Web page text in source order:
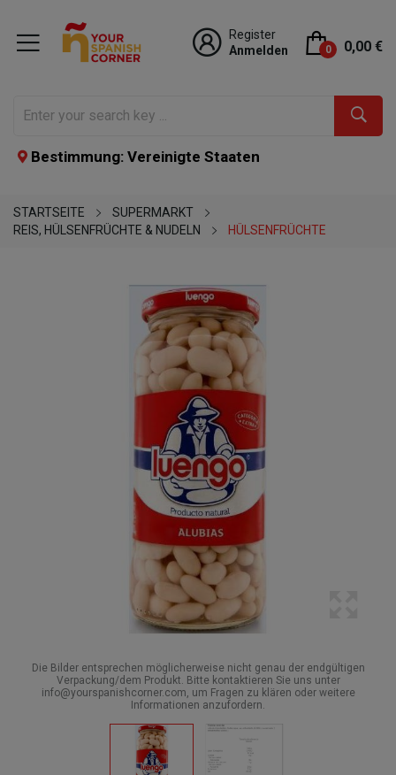
Register
Anmelden
0 0,00 €
Bestimmung: Vereinigte Staaten
STARTSEITE
SUPERMARKT
REIS, HÜLSENFRÜCHTE & NUDELN
HÜLSENFRÜCHTE
Die Bilder entsprechen möglicherweise nicht genau der endgültigen
Verpackung/dem Produkt. Bitte kontaktieren Sie uns unter
info@yourspanishcorner.com, um Fragen zu klären oder weitere
Informationen anzufordern.